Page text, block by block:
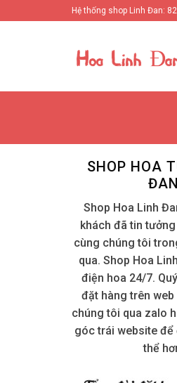
to
Hệ thống shop Linh Đan:
SHOP HOA
ĐAN
Shop Hoa Linh
khách đã tin
cùng chúng tôi
qua. Shop Hoa
điện hoa 24/7.
đặt hàng trên
chúng tôi qua zalo
góc trái website để
thể